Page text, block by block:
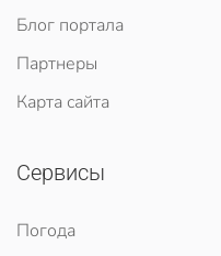
Блог портала
Партнеры
Карта сайта
Сервисы
Погода